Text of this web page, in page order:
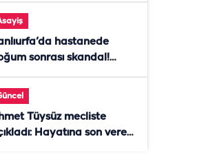
hastanede
sonrası skandal!
Tüysüz mecliste
Hayatına son veren